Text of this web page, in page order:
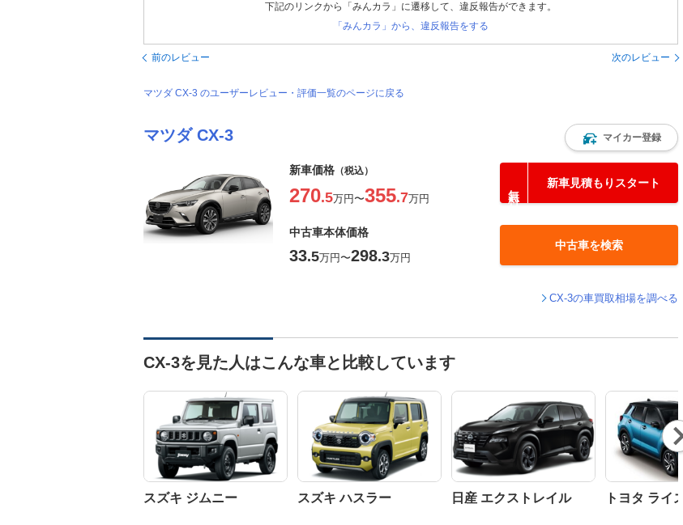
下記のリンクから「みんカラ」に遷移して、違反報告ができます。
「みんカラ」から、違反報告をする
前のレビュー 次のレビュー
マツダ CX-3 のユーザーレビュー・評価一覧のページに戻る
マツダ CX-3 マイカー登録
新車価格 （税込）
270.5万円〜355.7万円
新車見積もりスタート
中古車本体価格
33.5万円〜298.3万円
中古車を検索
CX-3の車買取相場を調べる
CX-3を見た人はこんな車と比較しています
スズキ ジムニー スズキ ハスラー 日産 エクストレイル トヨタ ライズ
Nex
t